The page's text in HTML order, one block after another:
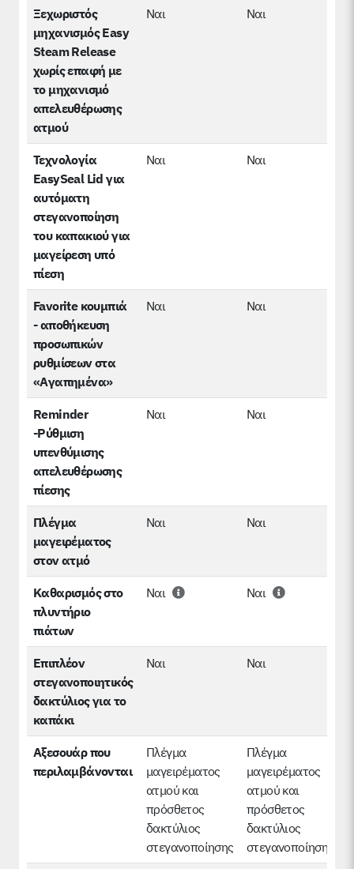
Ξεχωριστός
μηχανισμός Easy
Steam Release
χωρίς επαφή με
το μηχανισμό
απελευθέρωσης
ατμού
Ναι Ναι
Τεχνολογία
EasySeal Lid για
αυτόματη
στεγανοποίηση
του καπακιού για
μαγείρεση υπό
πίεση
Ναι Ναι
Favorite κουμπιά
- αποθήκευση
προσωπικών
ρυθμίσεων στα
«Αγαπημένα»
Ναι Ναι
Reminder
-Ρύθμιση
υπενθύμισης
απελευθέρωσης
πίεσης
Ναι Ναι
Πλέγμα
μαγειρέματος
στον ατμό
Ναι Ναι
Καθαρισμός στο
πλυντήριο
πιάτων
Ναι Ναι
Επιπλέον
στεγανοποιητικός
δακτύλιος για το
καπάκι
Ναι Ναι
Αξεσουάρ που
περιλαμβάνονται
Πλέγμα
μαγειρέματος
ατμού και
πρόσθετος
δακτύλιος
στεγανοποίησης
Πλέγμα
μαγειρέματος
ατμού και
πρόσθετος
δακτύλιος
στεγανοποίησης